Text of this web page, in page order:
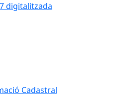
digitalitzada
Cadastral